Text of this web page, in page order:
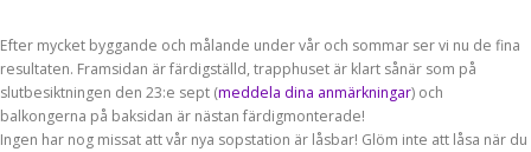
Efter mycket byggande och målande under vår och sommar ser vi nu de fina
resultaten. Framsidan är färdigställd, trapphuset är klart sånär som på
slutbesiktningen den 23:e sept (meddela dina anmärkningar) och
balkongerna på baksidan är nästan färdigmonterade!
Ingen har nog missat att vår nya sopstation är låsbar! Glöm inte att låsa när du